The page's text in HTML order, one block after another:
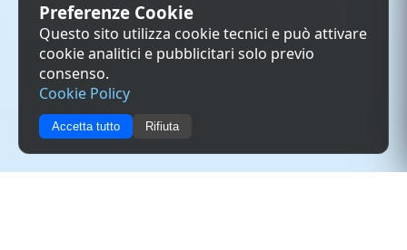
Preferenze Cookie
Questo sito utilizza cookie tecnici e può attivare
cookie analitici e pubblicitari solo previo
consenso.
Cookie Policy
Accetta tutto Rifiuta